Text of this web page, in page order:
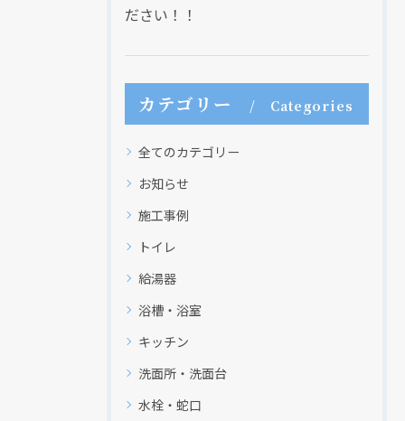
ださい！！
カテゴリー Categories
全てのカテゴリー
お知らせ
施工事例
トイレ
給湯器
浴槽・浴室
キッチン
洗面所・洗面台
水栓・蛇口